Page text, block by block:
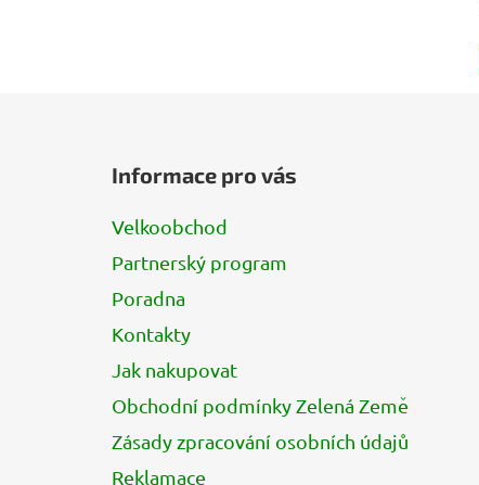
Informace pro vás
Velkoobchod
Partnerský program
Poradna
Kontakty
Jak nakupovat
Obchodní podmínky Zelená Země
Zásady zpracování osobních údajů
Reklamace